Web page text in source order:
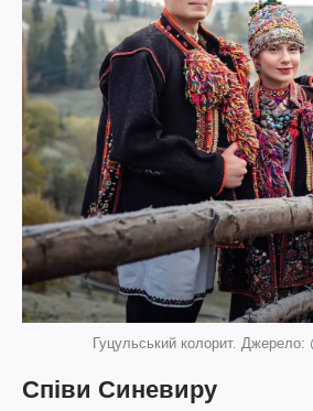
Гуцульський колорит. Джерело:
Співи Синевиру